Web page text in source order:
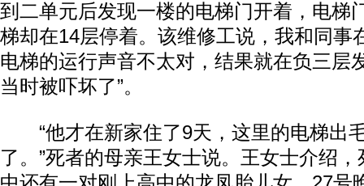
到二单元后发现一楼的电梯门开着，电梯
梯却在14层停着。该维修工说，我和同事
电梯的运行声音不太对，结果就在负三层
当时被吓坏了”。
“他才在新家住了9天，这里的电梯出
了。”死者的母亲王女士说。王女士介绍